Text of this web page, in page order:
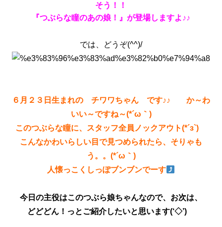
そう！！
『つぶらな瞳のあの娘！』が登場しますよ♪♪
では、どうぞ(^^)/
６月２３日生まれの チワワちゃん です♪♪ か～わ
いい～ですね～(*´ω｀)
このつぶらな瞳に、スタッフ全員ノックアウト(*´з`)
こんなかわいらしい目で見つめられたら、そりゃも
う。。(*´ω｀)
人懐っこくしっぽブンブンでーす
今日の主役はこのつぶら娘ちゃんなので、お次は、
どどどん！っとご紹介したいと思います(‘◇’)ゞ